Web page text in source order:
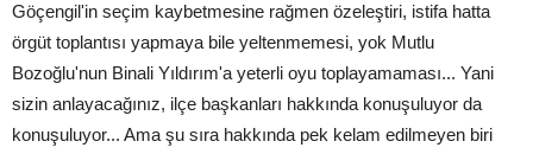
Göçengil'in seçim kaybetmesine rağmen özeleştiri, istifa hatta
örgüt toplantısı yapmaya bile yeltenmemesi, yok Mutlu
Bozoğlu'nun Binali Yıldırım'a yeterli oyu toplayamaması... Yani
sizin anlayacağınız, ilçe başkanları hakkında konuşuluyor da
konuşuluyor... Ama şu sıra hakkında pek kelam edilmeyen biri